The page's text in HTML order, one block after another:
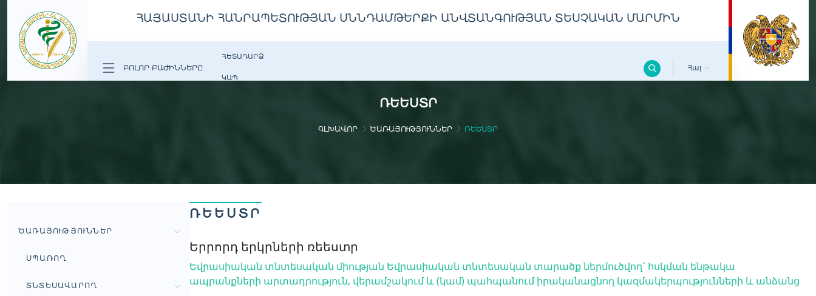
ՀԱՅԱՍՏԱՆԻ ՀԱՆՐԱՊԵՏՈՒԹՅԱՆ ՍՆՆԴԱՄԹԵՐՔԻ ԱՆՎՏԱՆԳՈՒԹՅԱՆ ՏԵՍՉԱԿԱՆ ՄԱՐՄԻՆ
ԲՈԼՈՐ ԲԱԺԻՆՆԵՐԸ
ՀԵՏԱԴԱՐՁ
ԿԱՊ
Հայ
ՌԵԵՍՏՐ
ԳԼԽԱՎՈՐ ԾԱՌԱՅՈՒԹՅՈՒՆՆԵՐ ՌԵԵՍՏՐ
ԾԱՌԱՅՈՒԹՅՈՒՆՆԵՐ
ՍՊԱՌՈՂ
ՏՆՏԵՍԱՎԱՐՈՂ
ՌԵԵՍՏՐ
Երրորդ երկրների ռեեստր
Եվրասիական տնտեսական միության Եվրասիական տնտեսական տարածք ներ­մուծվող` հսկման ենթակա
ապրանքների արտադրություն, վերամշակում և (կամ) պահպա­նում իրականացնող կազմակերպությունների և անձանց